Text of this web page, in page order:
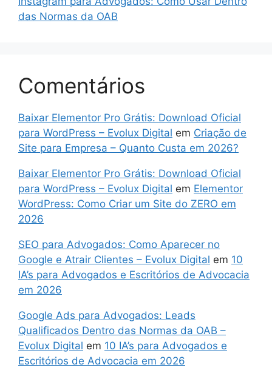
das Normas da OAB
Comentários
Baixar Elementor Pro Grátis: Download Oficial
para WordPress – Evolux Digital em Criação de
Site para Empresa – Quanto Custa em 2026?
Baixar Elementor Pro Grátis: Download Oficial
para WordPress – Evolux Digital em Elementor
WordPress: Como Criar um Site do ZERO em
2026
SEO para Advogados: Como Aparecer no
Google e Atrair Clientes – Evolux Digital em 10
IA’s para Advogados e Escritórios de Advocacia
em 2026
Google Ads para Advogados: Leads
Qualificados Dentro das Normas da OAB –
Evolux Digital em 10 IA’s para Advogados e
Escritórios de Advocacia em 2026